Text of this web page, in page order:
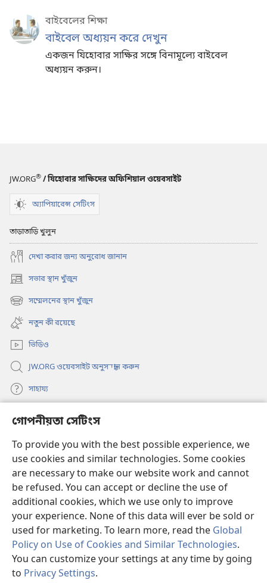
গোপনীয়তা সেটিংস
To provide you with the best possible experience, we
use cookies and similar technologies. Some cookies
are necessary to make our website work and cannot
be refused. You can accept or decline the use of
additional cookies, which we use only to improve
your experience. None of this data will ever be sold or
used for marketing. To learn more, read the Global
Policy on Use of Cookies and Similar Technologies.
You can customize your settings at any time by going
to Privacy Settings.
বাইবেলের শিক্ষা
বাইবেল অধ্যয়ন করে দেখুন
একজন যিহোবার সাক্ষির সঙ্গে বিনামূল্যে বাইবেল
অধ্যয়ন করুন।
JW.ORG® / যিহোবার সাক্ষিদের অফিশিয়াল ওয়েবসাইট
অ্যাপিয়ারেন্স সেটিংস
তাড়াতাড়ি খুলুন
দেখা করার জন্য অনুরোধ জানান
সভার স্থান খুঁজুন
(opens
new
window)
সম্মেলনের স্থান খুঁজুন
(opens
new
window)
নতুন কী রয়েছে
ভিডিও
JW.ORG ওয়েবসাইট অনুসন্ধান করুন
সাহায্য
দান
(opens
window)
ওয়াচটাওয়ার অনলাইন লাইব্রেরি
(opens
new
window)
®
(opens
new
JW লাইব্রেরি অ্যাপ
Copyright© 2026 Watch Tower Bible and Tract Society of Pennsylvania.